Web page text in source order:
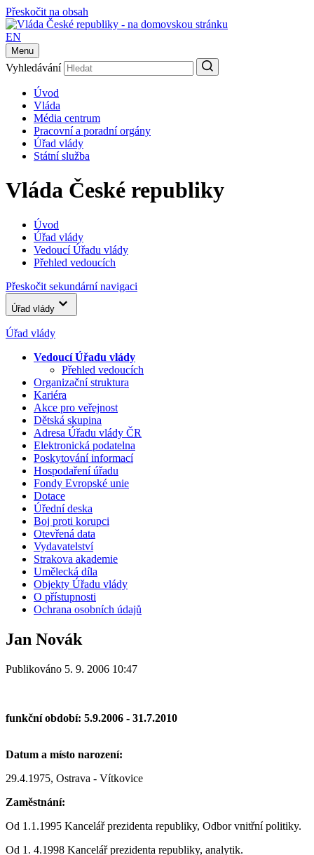
Přeskočit na obsah
EN
Menu
Vyhledávání
Úvod
Vláda
Média centrum
Pracovní a poradní orgány
Úřad vlády
Státní služba
Vláda České republiky
Úvod
Úřad vlády
Vedoucí Úřadu vlády
Přehled vedoucích
Přeskočit sekundární navigaci
Úřad vlády
Úřad vlády
Vedoucí Úřadu vlády
Přehled vedoucích
Organizační struktura
Kariéra
Akce pro veřejnost
Dětská skupina
Adresa Úřadu vlády ČR
Elektronická podatelna
Poskytování informací
Hospodaření úřadu
Fondy Evropské unie
Dotace
Úřední deska
Boj proti korupci
Otevřená data
Vydavatelství
Strakova akademie
Umělecká díla
Objekty Úřadu vlády
O přístupnosti
Ochrana osobních údajů
Jan Novák
Publikováno 5. 9. 2006 10:47
funkční období: 5.9.2006 - 31.7.2010
Datum a místo narození:
29.4.1975, Ostrava - Vítkovice
Zaměstnání:
Od 1.1.1995 Kancelář prezidenta republiky, Odbor vnitřní politiky.
Od 1. 4.1998 Kancelář prezidenta republiky, analytik.